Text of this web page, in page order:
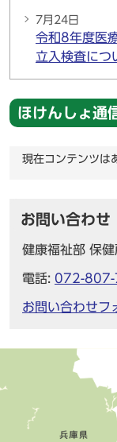
7月24日
令和8年度医
立入検査につ
ほけんしょ通
現在コンテンツは
お問い合わせ
健康福祉部 保
電話: 072-
お問い合わせフ